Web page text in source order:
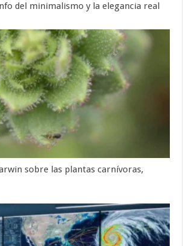
del minimalismo y la elegancia real
sobre las plantas carnívoras,